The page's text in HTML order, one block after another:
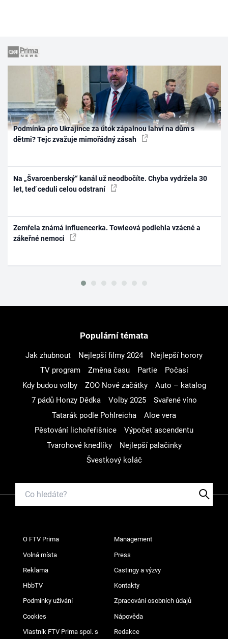
Podmínka pro Ukrajince za útok zápalnou lahví na dům s
dětmi? Tejc zvažuje mimořádný zásah
Na „Švarcenberský“ kanál už neodbočíte. Chyba vydržela 30
let, teď ceduli celou odstraní
Zemřela známá influencerka. Towleová podlehla vzácné a
zákeřné nemoci
Populární témata
Jak zhubnout Nejlepší filmy 2024
Nejlepší horory
TV program
Změna času Partie
Počasí
Kdy budou volby
ZOO Nové začátky
Auto – katalog
7 pádů Honzy Dědka
Volby 2025
Svařené víno
Tatarák podle Pohlreicha
Aloe vera
Pěstování lichořeřišnice
Výpočet ascendentu
Tvarohové knedlíky
Nejlepší palačinky
Švestkový koláč
O FTV Prima Management
Volná místa Press
Reklama Castingy a výzvy
HbbTV Kontakty
Podmínky užívání Zpracování osobních údajů
Cookies Nápověda
Vlastník FTV Prima spol. s
Redakce